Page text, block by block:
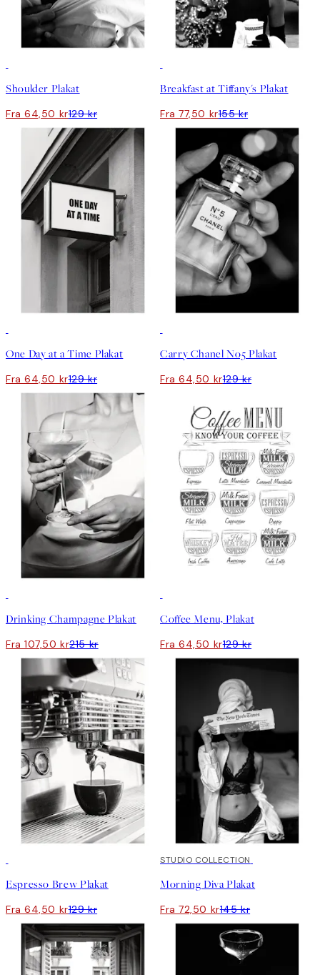
Shoulder Plakat
Fra 64,50 kr129 kr
Breakfast at Tiffany's Plakat
Fra 77,50 kr155 kr
One Day at a Time Plakat
Fra 64,50 kr129 kr
Carry Chanel No5 Plakat
Fra 64,50 kr129 kr
Drinking Champagne Plakat
Fra 107,50 kr215 kr
Coffee Menu, Plakat
Fra 64,50 kr129 kr
Espresso Brew Plakat
Fra 64,50 kr129 kr
50%*
STUDIO COLLECTION
Morning Diva Plakat
Fra 72,50 kr145 kr